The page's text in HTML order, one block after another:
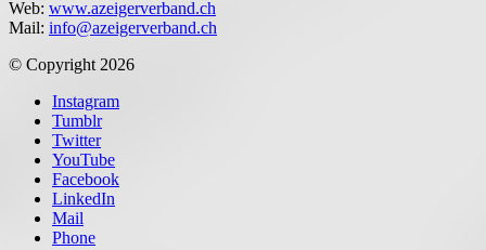
Web: www.azeigerverband.ch
Mail: info@azeigerverband.ch
© Copyright 2026
Instagram
Tumblr
Twitter
YouTube
Facebook
LinkedIn
Mail
Phone